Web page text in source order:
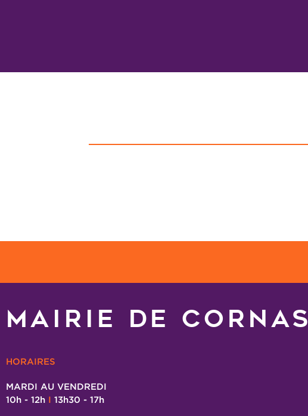
MAIRIE DE CORNAS
HORAIRES
MARDI AU VENDREDI
10h - 12h I 13h30 - 17h